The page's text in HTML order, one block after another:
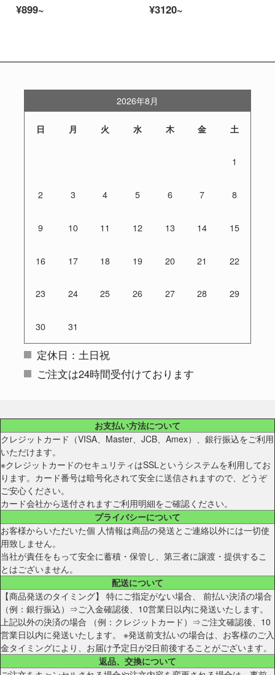
¥899~
¥3120~
2026年8月
日 月 火 水 木 金 土
1
2 3 4 5 6 7 8
9 10 11 12 13 14 15
16 17 18 19 20 21 22
23 24 25 26 27 28 29
30 31
定休日：土日祝
ご注文は24時間受付けております
お支払い方法について
クレジットカード（VISA、Master、JCB、Amex）、銀行振込をご利用
いただけます。
※クレジットカードのセキュリティはSSLというシステムを利用してお
ります。カード番号は暗号化されて安全に送信されますので、どうぞ
ご安心ください。
カード会社から送付されますご利用明細をご確認ください。
プライバシーについて
お客様からいただいた個 人情報は商品の発送とご連絡以外には一切使
用致しません。
当社が責任をもって安全に蓄積・保管し、第三者に譲渡・提供するこ
とはございません。
配送について
【商品発送のタイミング】 特にご指定がない場合、 前払い決済の場合
（例：銀行振込）⇒ご入金確認後、10営業日以内に発送いたします。
上記以外の決済の場合 （例：クレジットカード）⇒ご注文確認後、10
営業日以内に発送いたします。 ※発送前支払いの場合は、お客様のご入
金タイミングにより、お届け予定日が2日前後することがございます。
返品、交換について